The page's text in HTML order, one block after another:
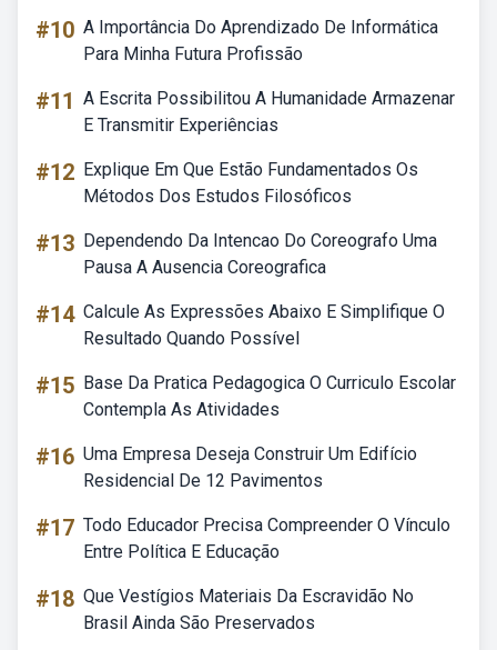
#10 A Importância Do Aprendizado De Informática
Para Minha Futura Profissão
#11 A Escrita Possibilitou A Humanidade Armazenar
E Transmitir Experiências
#12 Explique Em Que Estão Fundamentados Os
Métodos Dos Estudos Filosóficos
#13 Dependendo Da Intencao Do Coreografo Uma
Pausa A Ausencia Coreografica
#14 Calcule As Expressões Abaixo E Simplifique O
Resultado Quando Possível
#15 Base Da Pratica Pedagogica O Curriculo Escolar
Contempla As Atividades
#16 Uma Empresa Deseja Construir Um Edifício
Residencial De 12 Pavimentos
#17 Todo Educador Precisa Compreender O Vínculo
Entre Política E Educação
#18 Que Vestígios Materiais Da Escravidão No
Brasil Ainda São Preservados